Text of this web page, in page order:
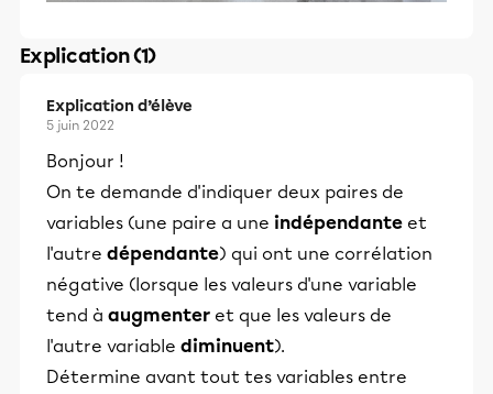
Explication (1)
Explication d’élève
5 juin 2022
Bonjour !
On te demande d'indiquer deux paires de
variables (une paire a une indépendante et
l'autre dépendante) qui ont une corrélation
négative (lorsque les valeurs d'une variable
tend à augmenter et que les valeurs de
l'autre variable diminuent).
Détermine avant tout tes variables entre